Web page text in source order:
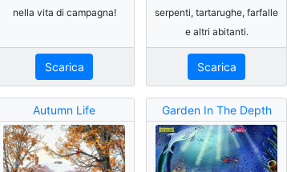
nella vita di campagna!
Scarica
serpenti, tartarughe, farfalle
e altri abitanti.
Scarica
Autumn Life Garden In The Depth